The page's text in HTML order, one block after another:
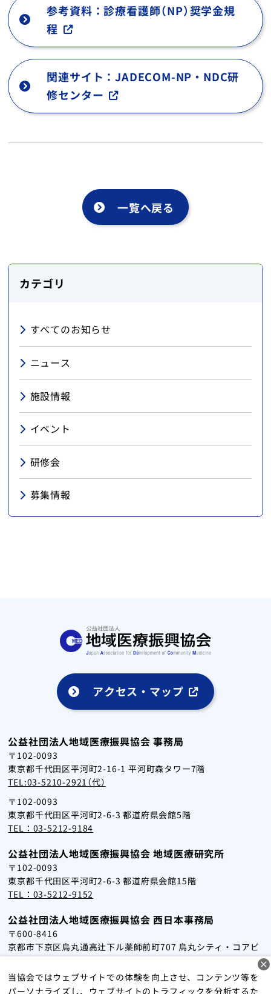
参考資料：診療看護師（NP）奨学金規
程
関連サイト：JADECOM-NP・NDC研
修センター
一覧へ戻る
カテゴリ
すべてのお知らせ
ニュース
施設情報
イベント
研修会
募集情報
アクセス・マップ
公益社団法人地域医療振興協会 事務局
〒102-0093
東京都千代田区平河町2-16-1 平河町森タワー7階
TEL:03-5210-2921（代）
〒102-0093
東京都千代田区平河町2-6-3 都道府県会館5階
TEL：03-5212-9184
公益社団法人地域医療振興協会 地域医療研究所
〒102-0093
東京都千代田区平河町2-6-3 都道府県会館15階
TEL：03-5212-9152
公益社団法人地域医療振興協会 西日本事務局
〒600-8416
京都市下京区烏丸通高辻下ル薬師前町707 烏丸シティ・コアビ
ル2階
TEL：075-353-5051
当協会ではウェブサイトでの体験を向上させ、コンテンツ等を
パーソナライズし、ウェブサイトのトラフィックを分析するた